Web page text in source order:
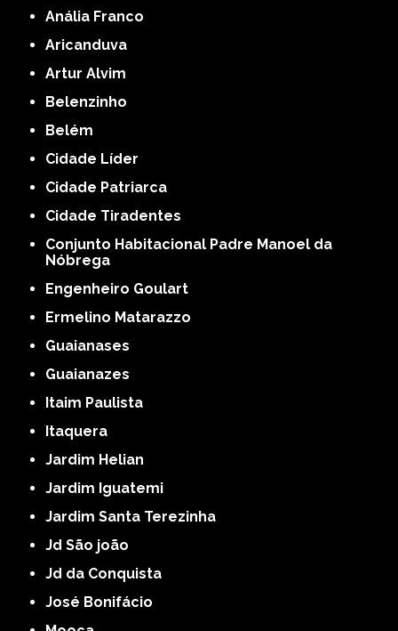
Anália Franco
Aricanduva
Artur Alvim
Belenzinho
Belém
Cidade Líder
Cidade Patriarca
Cidade Tiradentes
Conjunto Habitacional Padre Manoel da
Nóbrega
Engenheiro Goulart
Ermelino Matarazzo
Guaianases
Guaianazes
Itaim Paulista
Itaquera
Jardim Helian
Jardim Iguatemi
Jardim Santa Terezinha
Jd São joão
Jd da Conquista
José Bonifácio